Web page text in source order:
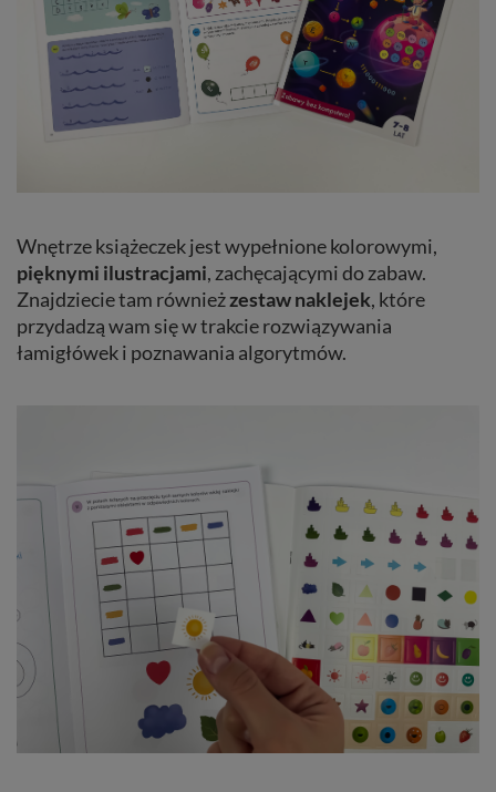
Wnętrze książeczek jest wypełnione kolorowymi,
pięknymi ilustracjami, zachęcającymi do zabaw.
Znajdziecie tam równieżzestaw naklejek, które
przydadzą wam się w trakcie rozwiązywania
łamigłówek i poznawania algorytmów.